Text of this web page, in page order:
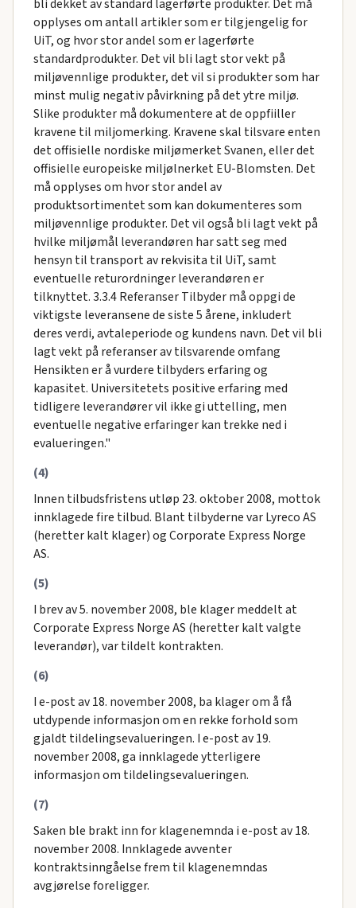
bli dekket av standard lagerførte produkter. Det må
opplyses om antall artikler som er tilgjengelig for
UiT, og hvor stor andel som er lagerførte
standardprodukter. Det vil bli lagt stor vekt på
miljøvennlige produkter, det vil si produkter som har
minst mulig negativ påvirkning på det ytre miljø.
Slike produkter må dokumentere at de oppfiiller
kravene til miljomerking. Kravene skal tilsvare enten
det offisielle nordiske miljømerket Svanen, eller det
offisielle europeiske miljølnerket EU-Blomsten. Det
må opplyses om hvor stor andel av
produktsortimentet som kan dokumenteres som
miljøvennlige produkter. Det vil også bli lagt vekt på
hvilke miljømål leverandøren har satt seg med
hensyn til transport av rekvisita til UiT, samt
eventuelle returordninger leverandøren er
tilknyttet. 3.3.4 Referanser Tilbyder må oppgi de
viktigste leveransene de siste 5 årene, inkludert
deres verdi, avtaleperiode og kundens navn. Det vil bli
lagt vekt på referanser av tilsvarende omfang
Hensikten er å vurdere tilbyders erfaring og
kapasitet. Universitetets positive erfaring med
tidligere leverandører vil ikke gi uttelling, men
eventuelle negative erfaringer kan trekke ned i
evalueringen."
(4)
Innen tilbudsfristens utløp 23. oktober 2008, mottok
innklagede fire tilbud. Blant tilbyderne var Lyreco AS
(heretter kalt klager) og Corporate Express Norge
AS.
(5)
I brev av 5. november 2008, ble klager meddelt at
Corporate Express Norge AS (heretter kalt valgte
leverandør), var tildelt kontrakten.
(6)
I e-post av 18. november 2008, ba klager om å få
utdypende informasjon om en rekke forhold som
gjaldt tildelingsevalueringen. I e-post av 19.
november 2008, ga innklagede ytterligere
informasjon om tildelingsevalueringen.
(7)
Saken ble brakt inn for klagenemnda i e-post av 18.
november 2008. Innklagede avventer
kontraktsinngåelse frem til klagenemndas
avgjørelse foreligger.